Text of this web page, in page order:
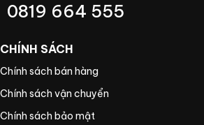
0819 664 555
CHÍNH SÁCH
Chính sách bán hàng
Chính sách vận chuyển
Chính sách bảo mật